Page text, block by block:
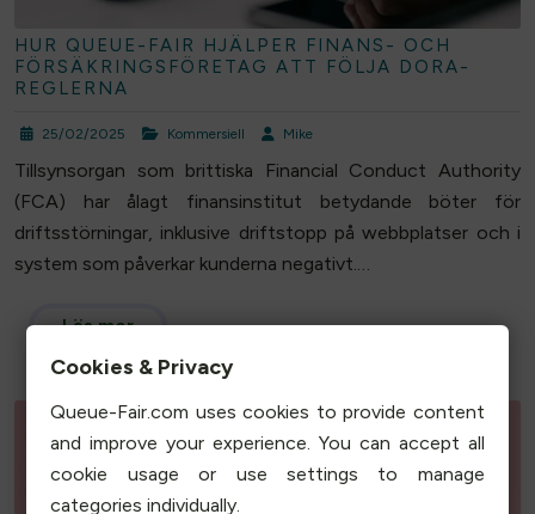
HUR QUEUE-FAIR HJÄLPER FINANS- OCH
FÖRSÄKRINGSFÖRETAG ATT FÖLJA DORA-
REGLERNA
25/02/2025 Kommersiell Mike
Tillsynsorgan som brittiska Financial Conduct Authority
(FCA) har ålagt finansinstitut betydande böter för
driftsstörningar, inklusive driftstopp på webbplatser och i
system som påverkar kunderna negativt.…
Läs mer
Cookies & Privacy
Queue-Fair.com uses cookies to provide content
and improve your experience. You can accept all
cookie usage or use settings to manage
categories individually.